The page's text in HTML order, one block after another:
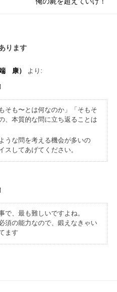
ります
康） より:
そも〜とは何なのか」「そもそ
、本質的な問に立ち返ることは
うな問を考える機会が多いの
スしてあげてください。
で、最も難しいですよね。
須の能力なので、鍛えなきゃい
ます